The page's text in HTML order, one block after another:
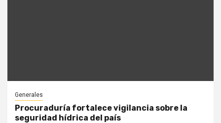
Generales
Procuraduría fortalece vigilancia sobre la
seguridad hídrica del país